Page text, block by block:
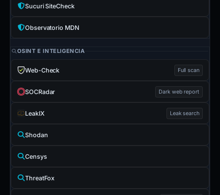
Sucuri SiteCheck
Observatorio MDN
OSINT E INTELIGENCIA
Web-Check Full scan
SOCRadar Dark web report
LeakIX Leak search
Shodan
Censys
ThreatFox